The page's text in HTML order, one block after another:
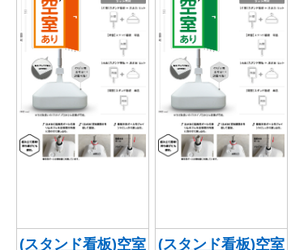
(スタンド看板)空室
(スタンド看板)空室